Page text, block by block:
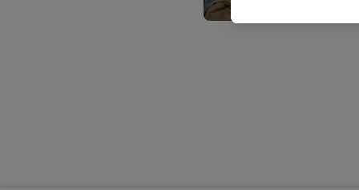
Kaufverhalten in den
genauen